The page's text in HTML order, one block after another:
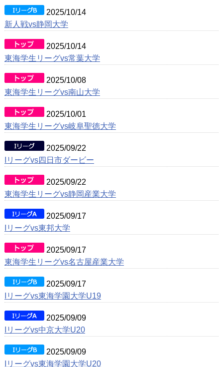
2025/10/14
新人戦vs静岡大学
2025/10/14
東海学生リーグvs常葉大学
2025/10/08
東海学生リーグvs南山大学
2025/10/01
東海学生リーグvs岐阜聖徳大学
2025/09/22
Iリーグvs四日市ダービー
2025/09/22
東海学生リーグvs静岡産業大学
2025/09/17
Iリーグvs東邦大学
2025/09/17
東海学生リーグvs名古屋産業大学
2025/09/17
Iリーグvs東海学園大学U19
2025/09/09
Iリーグvs中京大学U20
2025/09/09
Iリーグvs東海学園大学U20